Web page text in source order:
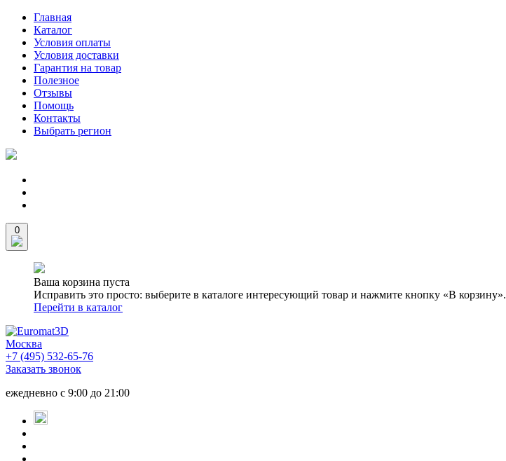
Главная
Каталог
Условия оплаты
Условия доставки
Гарантия на товар
Полезное
Отзывы
Помощь
Контакты
Выбрать регион
0
Ваша корзина пуста
Исправить это просто: выберите в каталоге интересующий товар и нажмите кнопку «В корзину».
Перейти в каталог
Москва
+7 (495) 532-65-76
Заказать звонок
ежедневно с 9:00 до 21:00